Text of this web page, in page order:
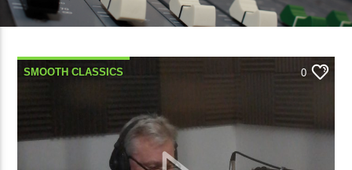
SMOOTH CLASSICS 0